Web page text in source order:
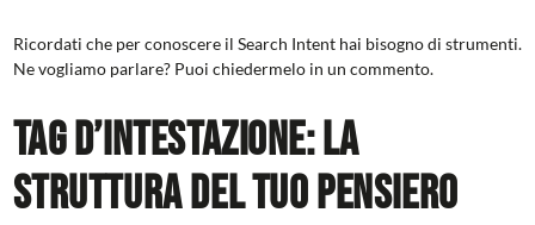
Ricordati che per conoscere il Search Intent hai bisogno di strumenti.
Ne vogliamo parlare? Puoi chiedermelo in un commento.
Tag d’intestazione: la
struttura del tuo pensiero